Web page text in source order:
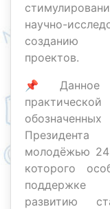
научно-
созданию
проектов.
📌 Данное
Президента
молодёжью
которого
поддержке
развитию